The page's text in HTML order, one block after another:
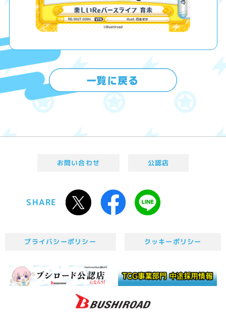
お問い合わせ 公認店
SHARE
プライバシーポリシー クッキーポリシー